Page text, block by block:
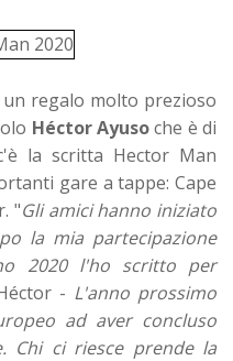
un regalo molto prezioso
Héctor Ayusoche è di
la scritta Hector Man
gare a tappe: Cape
"Gli amici hanno iniziato
la mia partecipazione
2020 l'ho scritto per
- L'anno prossimo
ad aver concluso
Chi ci riesce prende la